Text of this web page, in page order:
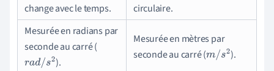
change avec le temps.
circulaire.
Mesurée en radians par
seconde au carré (
rad/s2 ).
Mesurée en mètres par
seconde au carré (m/s2 ).